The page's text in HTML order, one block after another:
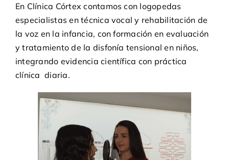
En Clínica Córtex contamos con logopedas
especialistas en técnica vocal y rehabilitación de
la voz en la infancia, con formación en evaluación
y tratamiento de la disfonía tensional en niños,
integrando evidencia científica con práctica
clínica diaria.